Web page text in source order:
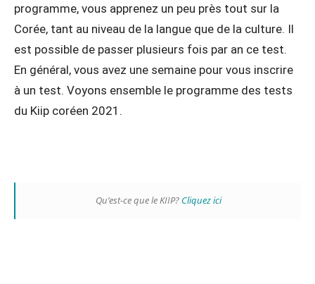
programme, vous apprenez un peu près tout sur la
Corée, tant au niveau de la langue que de la culture. Il
est possible de passer plusieurs fois par an ce test.
En général, vous avez une semaine pour vous inscrire
à un test. Voyons ensemble le programme des tests
du Kiip coréen 2021.
Qu’est-ce que le KIIP? Cliquez ici